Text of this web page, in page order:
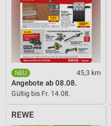
45,3 km
Angebote ab 08.08.
Gültig bis Fr. 14.08.
REWE